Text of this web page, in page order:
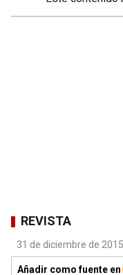
REVISTA
31 de diciembre de
Añadir como fuente en